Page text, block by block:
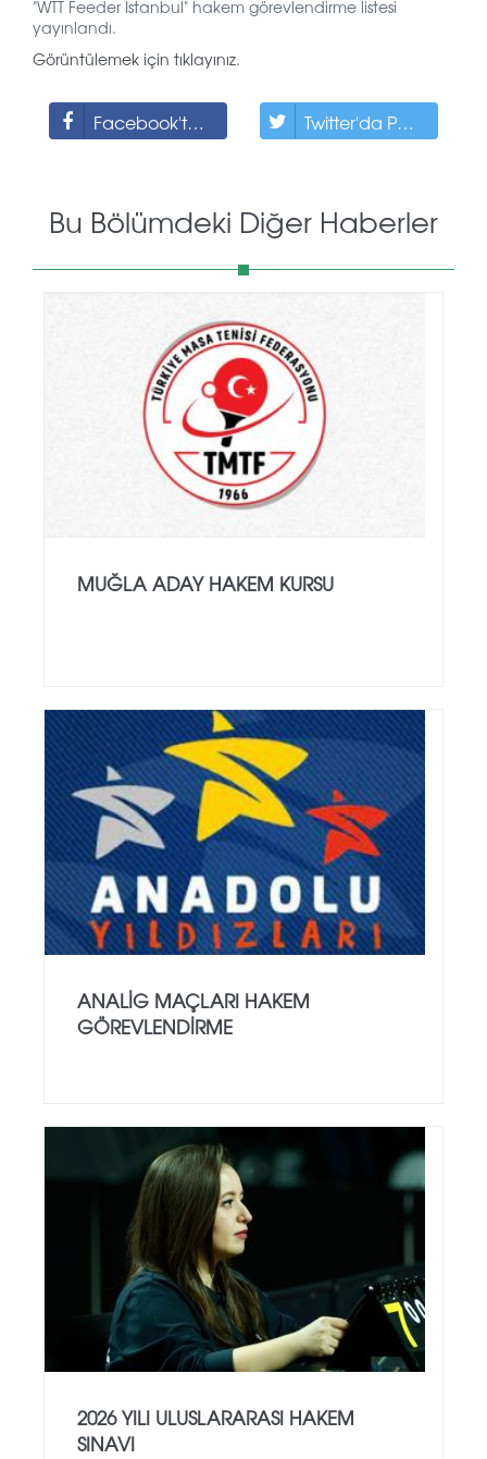
"WTT Feeder İstanbul" hakem görevlendirme listesi
yayınlandı.
Görüntülemek için tıklayınız.
Facebook'ta Paylaş Twitter'da Paylaş
Bu Bölümdeki Diğer Haberler
MUĞLA ADAY HAKEM KURSU
ANALİG MAÇLARI HAKEM
GÖREVLENDİRME
2026 YILI ULUSLARARASI HAKEM
SINAVI